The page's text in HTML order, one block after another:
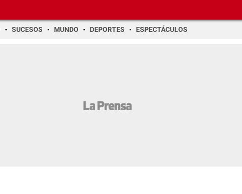
SUCESOS MUNDO DEPORTES ESPECTÁCULOS